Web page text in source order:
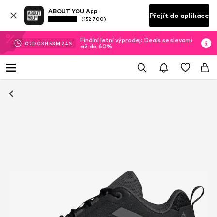
ABOUT YOU App
(152 700) Přejít do aplikace
02D 03H 53M 24 S
Finální letní výprodej: Deals se slevami
až do 60%